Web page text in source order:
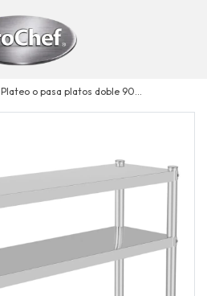
Plateo o pasa platos doble 90x30x60 cm acero inoxidable